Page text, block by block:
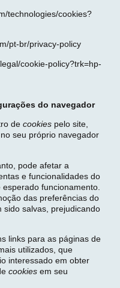
technologies/cookies?
pt-br/privacy-policy
cookie-policy?trk=hp-
do navegador
de cookiespelo site,
seu próprio navegador
pode afetar a
e funcionalidades do
funcionamento.
das preferências do
sido salvas, prejudicando
links para as páginas de
utilizados, que
interessado em obter
cookiesem seu